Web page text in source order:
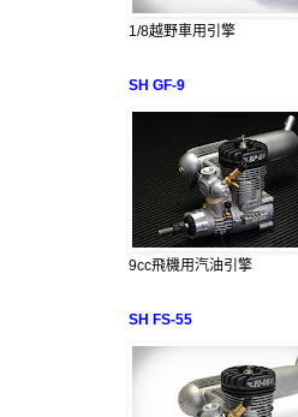
1/8越野車用引擎
SH GF-9
9cc飛機用汽油引擎
SH FS-55